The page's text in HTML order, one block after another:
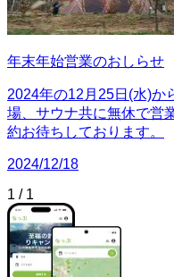
年末年始営業のおしらせ
2024年の12月25日(水)か
場、サウナ共に無休で営
約お待ちしております。
2024/12/18
1 / 1